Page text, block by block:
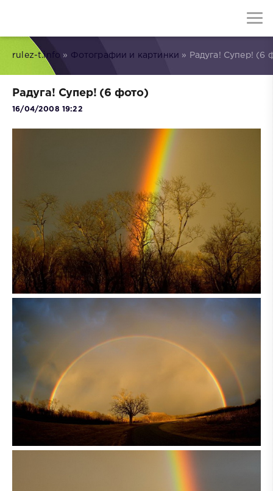
rulez-t.info » Фотографии и картинки » Радуга! Супер! (6
Радуга! Супер! (6 фото)
16/04/2008 19:22